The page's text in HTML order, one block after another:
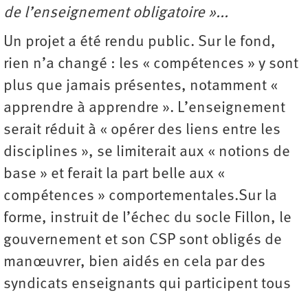
de l’enseignement obligatoire »...
Un projet a été rendu public. Sur le fond,
rien n’a changé : les « compétences » y sont
plus que jamais présentes, notamment «
apprendre à apprendre ». L’enseignement
serait réduit à « opérer des liens entre les
disciplines », se limiterait aux « notions de
base » et ferait la part belle aux «
compétences » comportementales.Sur la
forme, instruit de l’échec du socle Fillon, le
gouvernement et son CSP sont obligés de
manœuvrer, bien aidés en cela par des
syndicats enseignants qui participent tous